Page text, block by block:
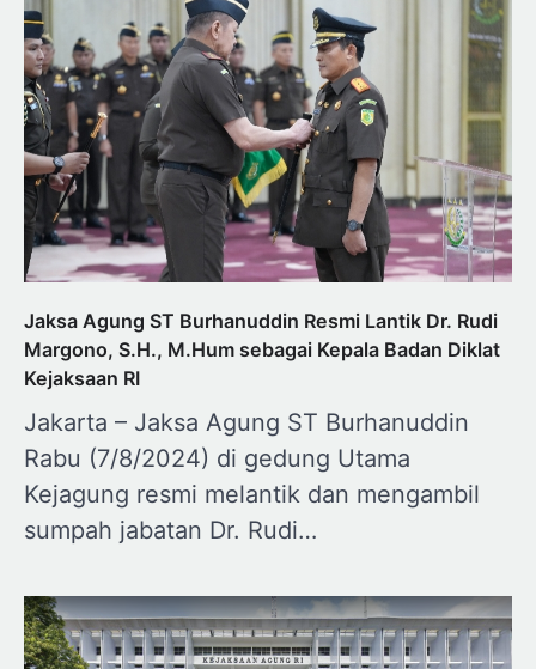
Jaksa Agung ST Burhanuddin Resmi Lantik Dr. Rudi
Margono, S.H., M.Hum sebagai Kepala Badan Diklat
Kejaksaan RI
Jakarta – Jaksa Agung ST Burhanuddin
Rabu (7/8/2024) di gedung Utama
Kejagung resmi melantik dan mengambil
sumpah jabatan Dr. Rudi…